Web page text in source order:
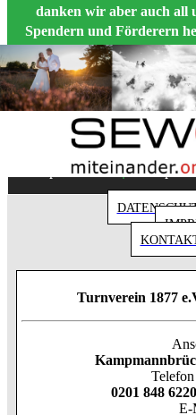
danken wir aber auch all
Spendern und Förderern
Copyright 2018 -
Kupferdreh
|
Turnverein 1877
0201 848 6220
E-